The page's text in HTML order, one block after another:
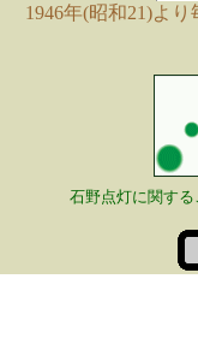
1946年(昭和21)よ
石野点灯に関す